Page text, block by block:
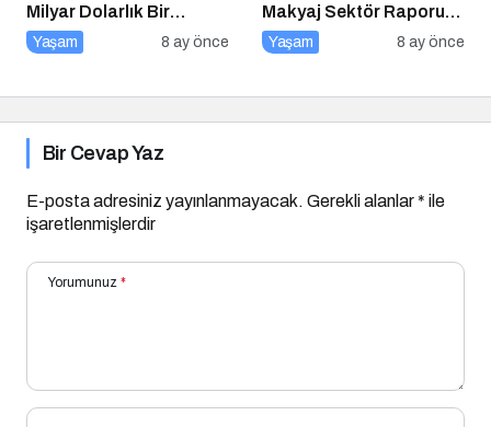
Milyar Dolarlık Bir
Endüstri
Yaşam 8 ay önce
Makyaj Sektör Raporu
Açıklandı
Yaşam 8 ay önce
Bir Cevap Yaz
E-posta adresiniz yayınlanmayacak. Gerekli alanlar* ile
işaretlenmişlerdir
Yorumunuz *